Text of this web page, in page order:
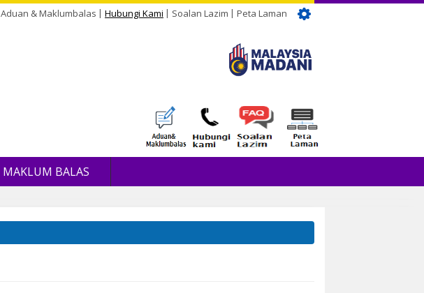
Aduan & Maklumbalas Hubungi Kami Soalan Lazim Peta Laman
MAKLUM BALAS